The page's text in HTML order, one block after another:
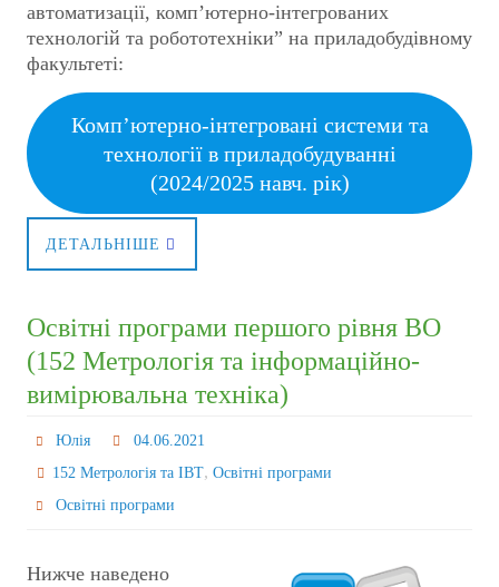
автоматизації, комп’ютерно-інтегрованих
технологій та робототехніки” на приладобудівному
факультеті:
Комп’ютерно-інтегровані системи та
технології в приладобудуванні
(2024/2025 навч. рік)
ДЕТАЛЬНІШЕ
Освітні програми першого рівня ВО
(152 Метрологія та інформаційно-
вимірювальна техніка)
Юлія
04.06.2021
152 Метрологія та ІВТ,Освітні програми
Освітні програми
Нижче наведено